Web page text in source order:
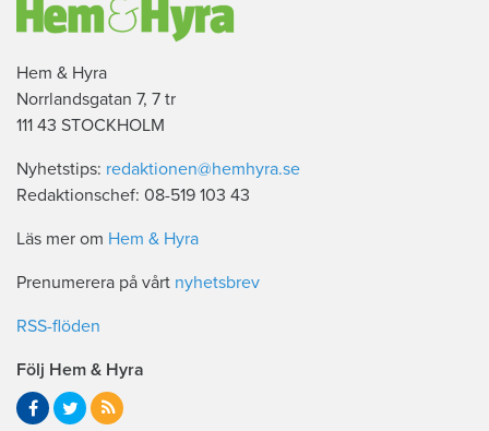
Hem & Hyra
Norrlandsgatan 7, 7 tr
111 43 STOCKHOLM
Nyhetstips: redaktionen@hemhyra.se
Redaktionschef: 08-519 103 43
Läs mer om Hem & Hyra
Prenumerera på vårt nyhetsbrev
RSS-flöden
Följ Hem & Hyra